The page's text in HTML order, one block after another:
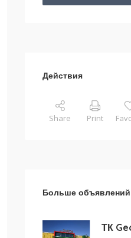
Действия
Share Print
Больше объявлений
ТК